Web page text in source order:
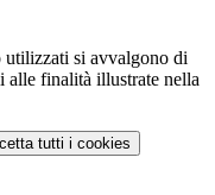
utilizzati si avvalgono di
alle finalità illustrate nella
tutti i cookies